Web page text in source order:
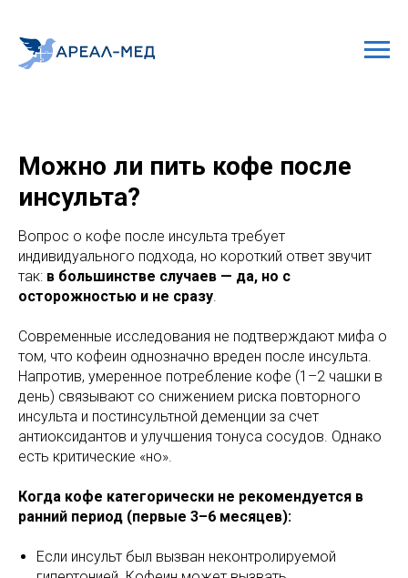
Можно ли пить кофе после
инсульта?
Вопрос о кофе после инсульта требует
индивидуального подхода, но короткий ответ звучит
так: в большинстве случаев — да, но с
осторожностью и не сразу.
Современные исследования не подтверждают мифа о
том, что кофеин однозначно вреден после инсульта.
Напротив, умеренное потребление кофе (1–2 чашки в
день) связывают со снижением риска повторного
инсульта и постинсультной деменции за счет
антиоксидантов и улучшения тонуса сосудов. Однако
есть критические «но».
Когда кофе категорически не рекомендуется в
ранний период (первые 3–6 месяцев):
Если инсульт был вызван неконтролируемой